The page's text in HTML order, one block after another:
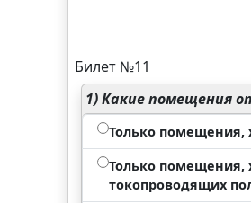
Билет №11
1)Какие помещения
Только помещения,
Только помещения,
токопроводящих